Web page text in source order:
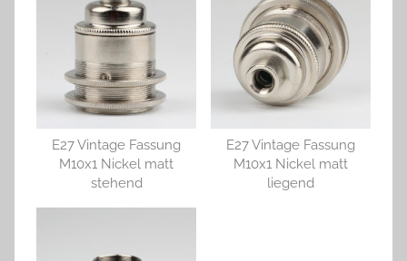
E27 Vintage Fassung
M10x1 Nickel matt
stehend
E27 Vintage Fassung
M10x1 Nickel matt
liegend